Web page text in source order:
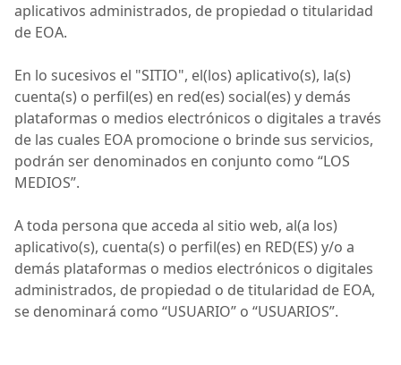
aplicativos administrados, de propiedad o titularidad
de EOA.
En lo sucesivos el "SITIO", el(los) aplicativo(s), la(s)
cuenta(s) o perfil(es) en red(es) social(es) y demás
plataformas o medios electrónicos o digitales a través
de las cuales EOA promocione o brinde sus servicios,
podrán ser denominados en conjunto como “LOS
MEDIOS”.
A toda persona que acceda al sitio web, al(a los)
aplicativo(s), cuenta(s) o perfil(es) en RED(ES) y/o a
demás plataformas o medios electrónicos o digitales
administrados, de propiedad o de titularidad de EOA,
se denominará como “USUARIO” o “USUARIOS”.